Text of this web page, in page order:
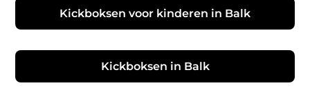
Kickboksen voor kinderen in Balk
Kickboksen in Balk